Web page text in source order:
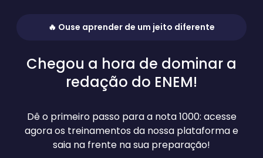
🔥 Ouse aprender de um jeito diferente
Chegou a hora de dominar a
redação do ENEM!
Dê o primeiro passo para a nota 1000: acesse
agora os treinamentos da nossa plataforma e
saia na frente na sua preparação!